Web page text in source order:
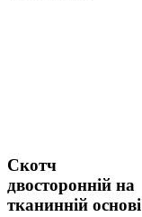
Скотч
двосторонній на
тканинній основі